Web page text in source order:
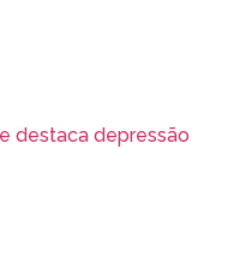
destaca depressão